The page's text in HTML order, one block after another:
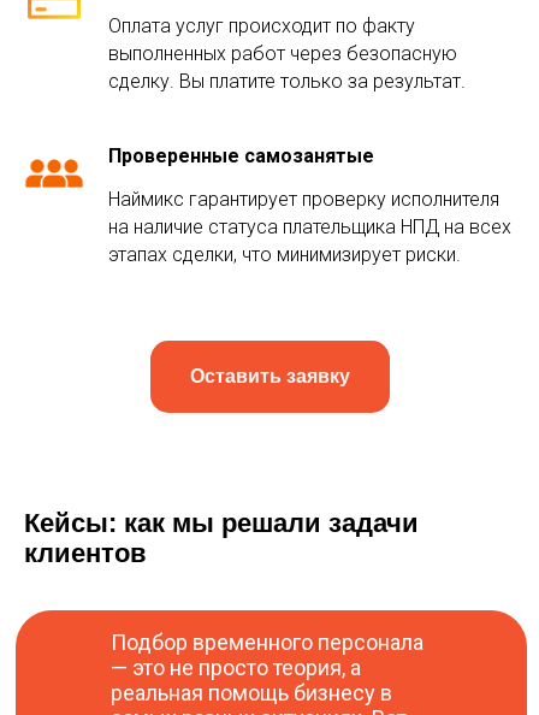
Оплата услуг происходит по факту
выполненных работ через безопасную
сделку. Вы платите только за результат.
Проверенные самозанятые
Наймикс гарантирует проверку исполнителя
на наличие статуса плательщика НПД на всех
этапах сделки, что минимизирует риски.
Оставить заявку
Кейсы: как мы решали задачи
клиентов
Подбор временного персонала
— это не просто теория, а
реальная помощь бизнесу в